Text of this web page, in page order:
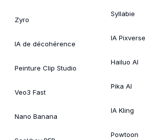
Zyro
IA de décohérence
Peinture Clip Studio
Veo3 Fast
Nano Banana
Syllabie
IA Pixverse
Hailuo AI
Pika AI
IA Kling
Powtoon